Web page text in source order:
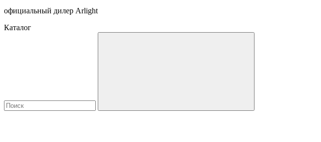
официальный дилер Arlight
Каталог